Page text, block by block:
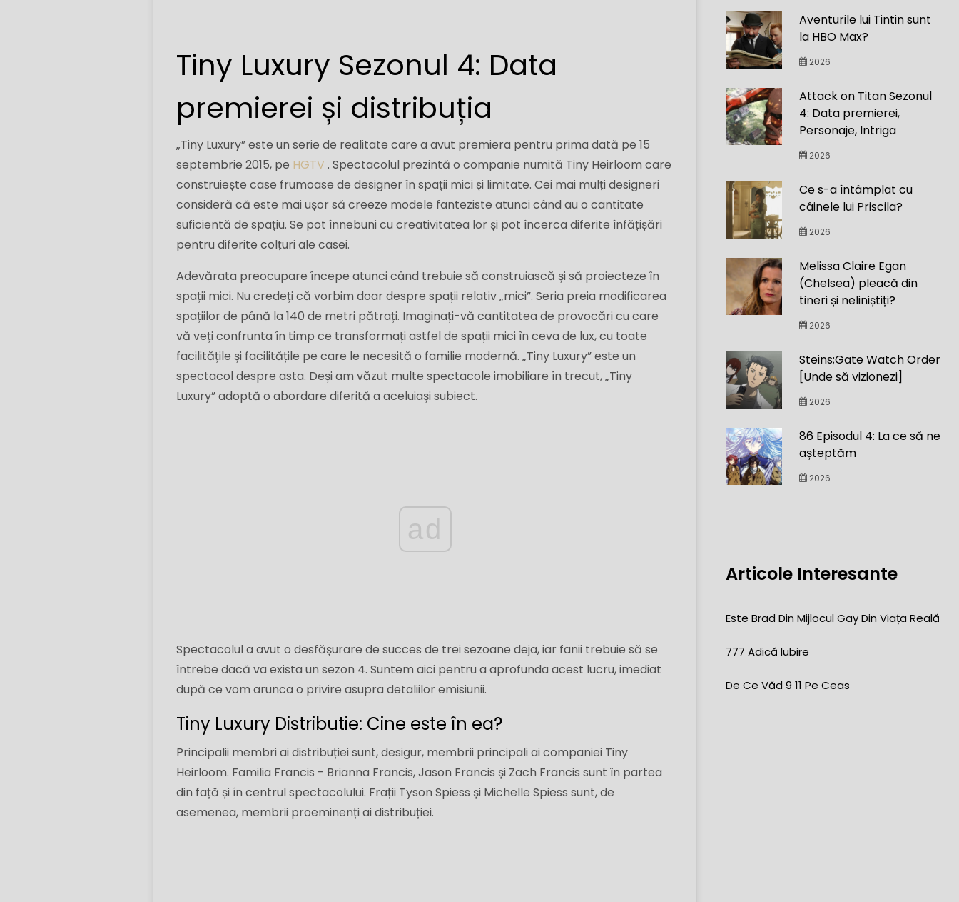
Tiny Luxury Sezonul 4: Data
premierei și distribuția
„Tiny Luxury” este un serie de realitate care a avut premiera pentru prima dată pe 15
septembrie 2015, pe HGTV . Spectacolul prezintă o companie numită Tiny Heirloom care
construiește case frumoase de designer în spații mici și limitate. Cei mai mulți designeri
consideră că este mai ușor să creeze modele fanteziste atunci când au o cantitate
suficientă de spațiu. Se pot înnebuni cu creativitatea lor și pot încerca diferite înfățișări
pentru diferite colțuri ale casei.
Adevărata preocupare începe atunci când trebuie să construiască și să proiecteze în
spații mici. Nu credeți că vorbim doar despre spații relativ „mici”. Seria preia modificarea
spațiilor de până la 140 de metri pătrați. Imaginați-vă cantitatea de provocări cu care
vă veți confrunta în timp ce transformați astfel de spații mici în ceva de lux, cu toate
facilitățile și facilitățile pe care le necesită o familie modernă. „Tiny Luxury” este un
spectacol despre asta. Deși am văzut multe spectacole imobiliare în trecut, „Tiny
Luxury” adoptă o abordare diferită a aceluiași subiect.
ad
Spectacolul a avut o desfășurare de succes de trei sezoane deja, iar fanii trebuie să se
întrebe dacă va exista un sezon 4. Suntem aici pentru a aprofunda acest lucru, imediat
după ce vom arunca o privire asupra detaliilor emisiunii.
Tiny Luxury Distributie: Cine este în ea?
Principalii membri ai distribuției sunt, desigur, membrii principali ai companiei Tiny
Heirloom. Familia Francis - Brianna Francis, Jason Francis și Zach Francis sunt în partea
din față și în centrul spectacolului. Frații Tyson Spiess și Michelle Spiess sunt, de
asemenea, membrii proeminenți ai distribuției.
Aventurile lui Tintin sunt
la HBO Max?
2026
Attack on Titan Sezonul
4: Data premierei,
Personaje, Intriga
2026
Ce s-a întâmplat cu
câinele lui Priscila?
2026
Melissa Claire Egan
(Chelsea) pleacă din
tineri și neliniștiți?
2026
Steins;Gate Watch Order
[Unde să vizionezi]
2026
86 Episodul 4: La ce să ne
așteptăm
2026
Articole Interesante
Este Brad Din Mijlocul Gay Din Viața Reală
777 Adică Iubire
De Ce Văd 9 11 Pe Ceas